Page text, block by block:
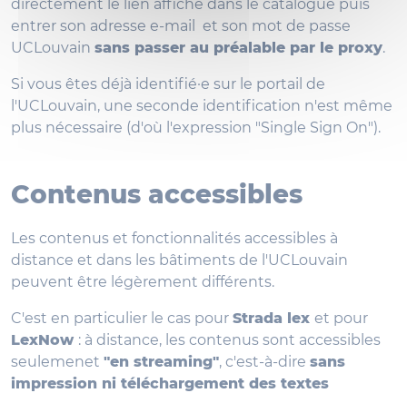
directement le lien affiché dans le catalogue puis
entrer son adresse e-mail et son mot de passe
UCLouvain sans passer au préalable par le proxy.
Si vous êtes déjà identifié·e sur le portail de
l'UCLouvain, une seconde identification n'est même
plus nécessaire (d'où l'expression "Single Sign On").
Contenus accessibles
Les contenus et fonctionnalités accessibles à
distance et dans les bâtiments de l'UCLouvain
peuvent être légèrement différents.
C'est en particulier le cas pour Strada lex et pour
LexNow : à distance, les contenus sont accessibles
seulemenet "en streaming", c'est-à-dire sans
impression ni téléchargement des textes